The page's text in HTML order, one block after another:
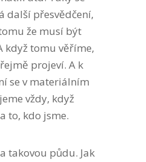
další přesvědčení,
že musí být
když tomu věříme,
projeví. A k
se v materiálním
vždy, když
to, kdo jsme.
takovou půdu. Jak